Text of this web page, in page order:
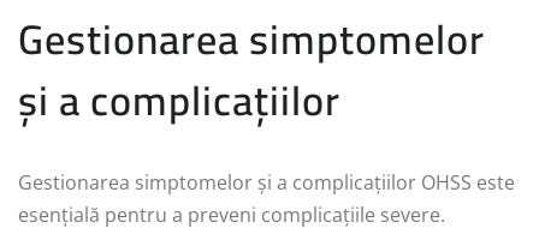
Gestionarea simptomelor
și a complicațiilor
Gestionarea simptomelor și a complicațiilor OHSS este
esențială pentru a preveni complicațiile severe.